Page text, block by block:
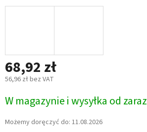
68,92 zł
56,96 zł bez VAT
jednostkowa:
W magazynie i wysyłka od zaraz
Możemy doręczyć do: 11.08.2026